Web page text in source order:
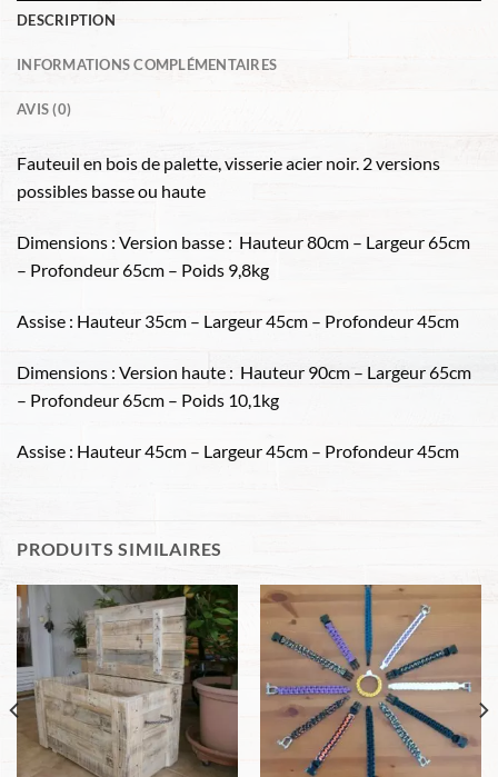
DESCRIPTION
INFORMATIONS COMPLÉMENTAIRES
AVIS (0)
Fauteuil en bois de palette, visserie acier noir. 2 versions
possibles basse ou haute
Dimensions : Version basse : Hauteur 80cm – Largeur 65cm
– Profondeur 65cm – Poids 9,8kg
Assise : Hauteur 35cm – Largeur 45cm – Profondeur 45cm
Dimensions : Version haute : Hauteur 90cm – Largeur 65cm
– Profondeur 65cm – Poids 10,1kg
Assise : Hauteur 45cm – Largeur 45cm – Profondeur 45cm
PRODUITS SIMILAIRES